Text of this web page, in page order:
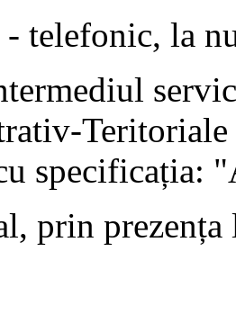
- telefonic, la
Teritoriale
specificația:
prin